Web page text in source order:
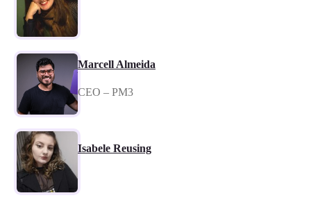
Marcell Almeida
CEO – PM3
Isabele Reusing